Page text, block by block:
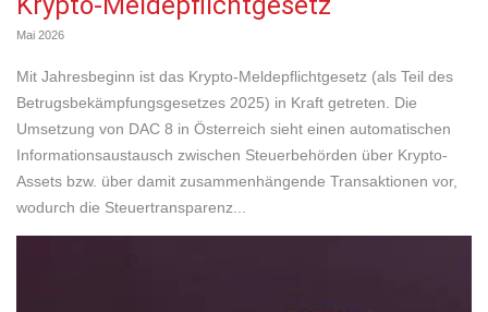
Mai 2026
Mit Jahresbeginn ist das Krypto-Meldepflichtgesetz (als Teil des
Betrugsbekämpfungsgesetzes 2025) in Kraft getreten. Die
Umsetzung von DAC 8 in Österreich sieht einen automatischen
Informationsaustausch zwischen Steuerbehörden über Krypto-
Assets bzw. über damit zusammenhängende Transaktionen vor,
wodurch die Steuertransparenz...